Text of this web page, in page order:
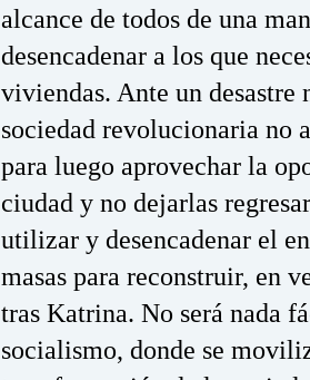
alcance de todos de una
desencadenar a los que
viviendas. Ante un
sociedad revolucionaria no
para luego aprovechar la
ciudad y no dejarlas
utilizar y desencadenar el
masas para reconstruir, en
tras Katrina. No será nada
socialismo, donde se